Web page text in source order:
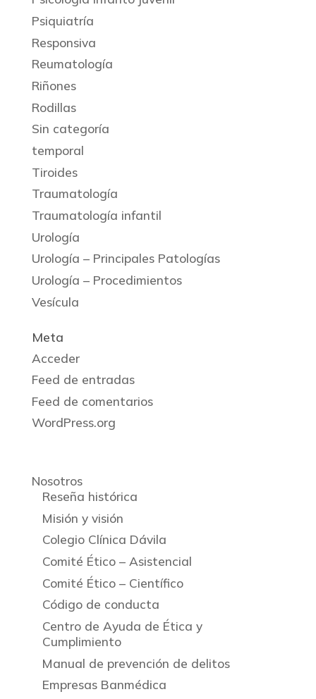
Psiquiatría
Responsiva
Reumatología
Riñones
Rodillas
Sin categoría
temporal
Tiroides
Traumatología
Traumatología infantil
Urología
Urología – Principales Patologías
Urología – Procedimientos
Vesícula
Meta
Acceder
Feed de entradas
Feed de comentarios
WordPress.org
Nosotros
Reseña histórica
Misión y visión
Colegio Clínica Dávila
Comité Ético – Asistencial
Comité Ético – Científico
Código de conducta
Centro de Ayuda de Ética y
Cumplimiento
Manual de prevención de delitos
Empresas Banmédica